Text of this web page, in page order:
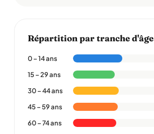
Répartition par tranche d'âge
0 – 14 ans
15 – 29 ans
30 – 44 ans
45 – 59 ans
60 – 74 ans